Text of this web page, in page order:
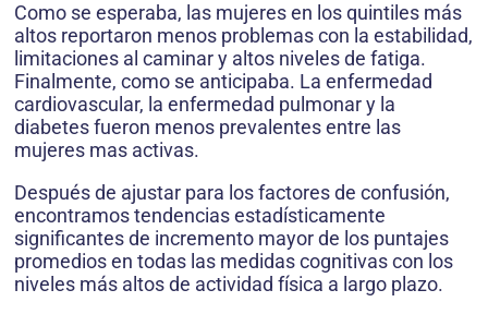
Como se esperaba, las mujeres en los quintiles más
altos reportaron menos problemas con la estabilidad,
limitaciones al caminar y altos niveles de fatiga.
Finalmente, como se anticipaba. La enfermedad
cardiovascular, la enfermedad pulmonar y la
diabetes fueron menos prevalentes entre las
mujeres mas activas.
Después de ajustar para los factores de confusión,
encontramos tendencias estadísticamente
significantes de incremento mayor de los puntajes
promedios en todas las medidas cognitivas con los
niveles más altos de actividad física a largo plazo.